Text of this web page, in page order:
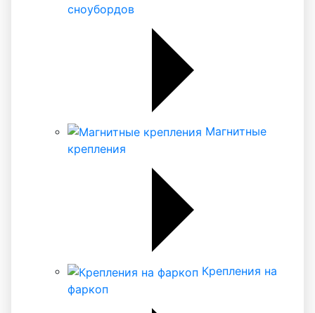
сноубордов
Магнитные
крепления
Крепления на
фаркоп